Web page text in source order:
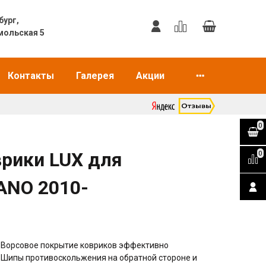
5
Контакты Галерея Акции
LUX для
2010-
покрытие ковриков эффективно
противоскольжения на обратной стороне и
0
0